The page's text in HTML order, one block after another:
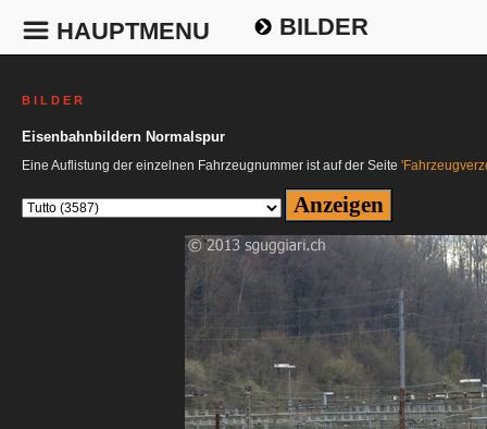
HAUPTMENU BILDER
B I L D E R
Eisenbahnbildern Normalspur
Eine Auflistung der einzelnen Fahrzeugnummer ist auf der Seite